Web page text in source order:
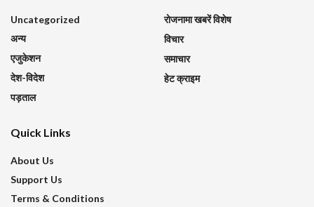
Uncategorized
अन्य
एजुकेशन
देश-विदेश
पड़ताल
रोजनामा खबरें विशेष
विचार
समाचार
हेट क्राइम
Quick Links
About Us
Support Us
Terms & Conditions